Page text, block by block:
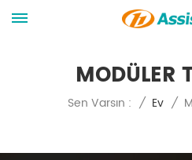
MODÜLER
Sen Varsın : / Ev /